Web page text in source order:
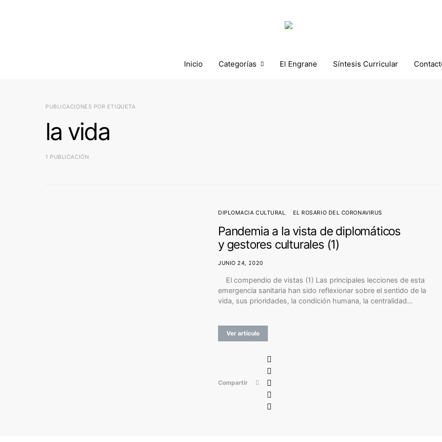
Inicio Categorías El Engrane Síntesis Curricular
PUBLICACIONES POR ETIQUETA
la vida
1 PUBLICACIÓN
DIPLOMACIA CULTURAL EL ROSARIO DEL CORONAVIRUS
Pandemia a la vista de diplomáticos
y gestores culturales (1)
JUNIO 24, 2020
El compendio de vistas (1) Las principales lecciones de esta
emergencia sanitaria han sido reflexionar sobre el sentido de la
vida, sus prioridades, la condición humana, la centralidad…
Ver artículo
Compartir